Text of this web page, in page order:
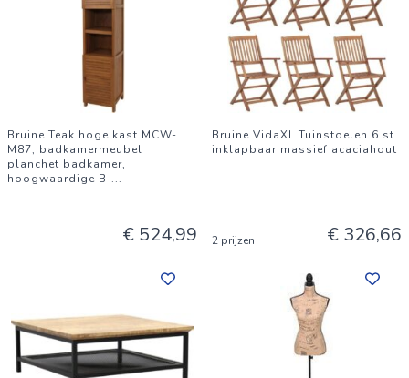
Bruine Teak hoge kast MCW-
M87, badkamermeubel
planchet badkamer,
hoogwaardige B-...
€ 524,99
Bruine VidaXL Tuinstoelen 6 st
inklapbaar massief acaciahout
2 prijzen € 326,66